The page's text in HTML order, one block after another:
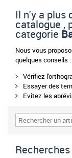
Il n'y a plus
catalogue ,
categorie
Nous vous
quelques conseils :
Vérifiez
Essayer des
Evitez les